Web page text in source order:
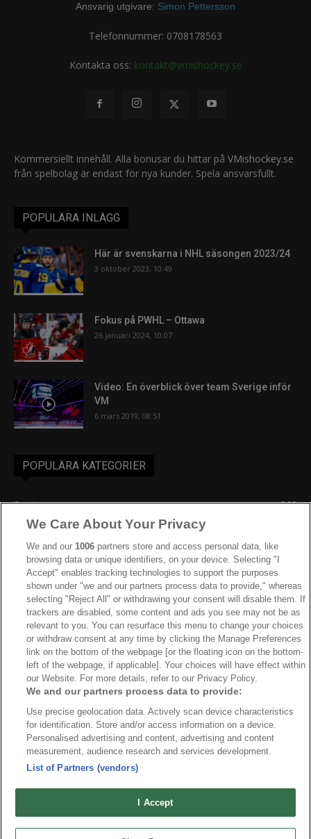
Ansvarig utgivare: Simon Pettersson
Telefonnummer: 0708178563
Kontakta oss: kontakt@vmishockey.se
Kommersiellt innehåll. Alla bonusar du hittar på VMishockey.se
från spelbolag är endast för nya kunder. Spela ansvarsfullt.
POPULÄRA INLÄGG
Här är svenskarna i NHL säsongen 2023/24
3 oktober 2023, 10:49
Fokus på PWHL – Ottawa
26 januari 2024, 10:07
Video: En överblick över team Sverige inför
VM
6 mars 2019, 08:51
POPULÄRA KATEGORIER
Sverige
863
Ishockey-VM
IIHF
JVM
Kanada
205
Dam VM
187
Finland
181
Video
179
Ishockey-OS
175
Om oss Redaktionen Kontakta oss Cookies Integritetspolicy
© 2026 VMishockey.se | Alla rättigheter är reserverade.
We Care About Your Privacy
We and our1006 partners store and access personal data, like
browsing data or unique identifiers, on your device. Selecting "I
Accept" enables tracking technologies to support the purposes
shown under "we and our partners process data to provide," whereas
selecting "Reject All" or withdrawing your consent will disable them. If
trackers are disabled, some content and ads you see may not be as
relevant to you. You can resurface this menu to change your choices
or withdraw consent at any time by clicking the Manage Preferences
link on the bottom of the webpage [or the floating icon on the bottom-
left of the webpage, if applicable]. Your choices will have effect within
our Website. For more details, refer to our Privacy Policy.
We and our partners process data to provide:
Use precise geolocation data. Actively scan device characteristics
for identification. Store and/or access information on a device.
Personalised advertising and content, advertising and content
measurement, audience research and services development.
List of Partners (vendors)
I Accept